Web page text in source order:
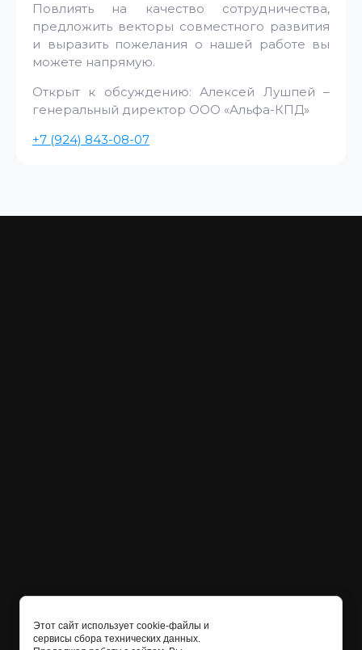
Повлиять на качество сотрудничества,
предложить векторы совместного развития
и выразить пожелания о нашей работе вы
можете напрямую.
Открыт к обсуждению: Алексей Лушпей –
генеральный директор ООО «Альфа-КПД»
+7 (924) 843-08-07
Этот сайт использует cookie-файлы и
сервисы сбора технических данных.